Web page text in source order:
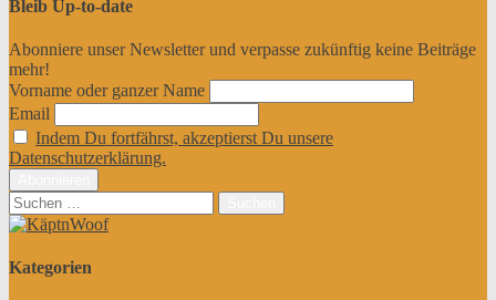
Bleib Up-to-date
Abonniere unser Newsletter und verpasse zukünftig keine Beiträge
mehr!
Vorname oder ganzer Name
Email
Indem Du fortfährst, akzeptierst Du unsere
Datenschutzerklärung.
Suchen
nach:
Kategorien